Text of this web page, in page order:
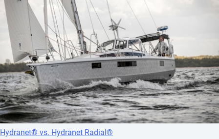
Hydranet® vs. Hydranet Radial®